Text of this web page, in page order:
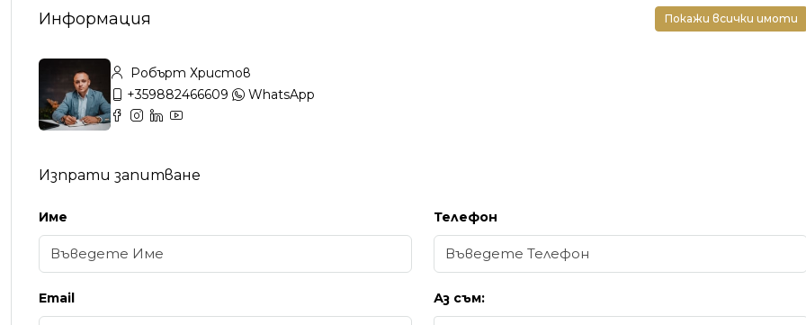
Информация Покажи всички имоти
Робърт Христов
+359882466609
WhatsApp
Изпрати запитване
Име Телефон
Email Аз съм: